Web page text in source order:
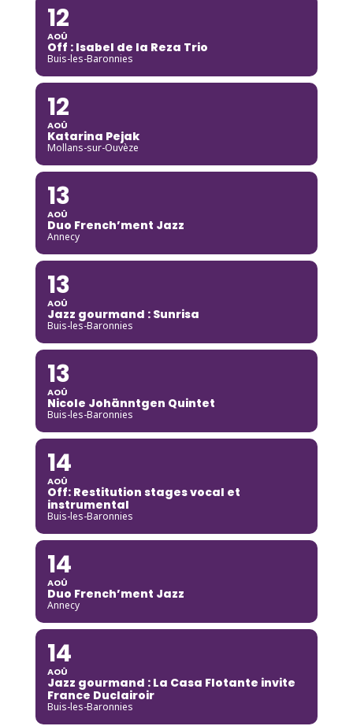
12
AOÛ
Off : Isabel de la Reza Trio
Buis-les-Baronnies
12
AOÛ
Katarina Pejak
Mollans-sur-Ouvèze
13
AOÛ
Duo French’ment Jazz
Annecy
13
AOÛ
Jazz gourmand : Sunrisa
Buis-les-Baronnies
13
AOÛ
Nicole Johänntgen Quintet
Buis-les-Baronnies
14
AOÛ
Off: Restitution stages vocal et
instrumental
Buis-les-Baronnies
14
AOÛ
Duo French’ment Jazz
Annecy
14
AOÛ
Jazz gourmand : La Casa Flotante invite
France Duclairoir
Buis-les-Baronnies